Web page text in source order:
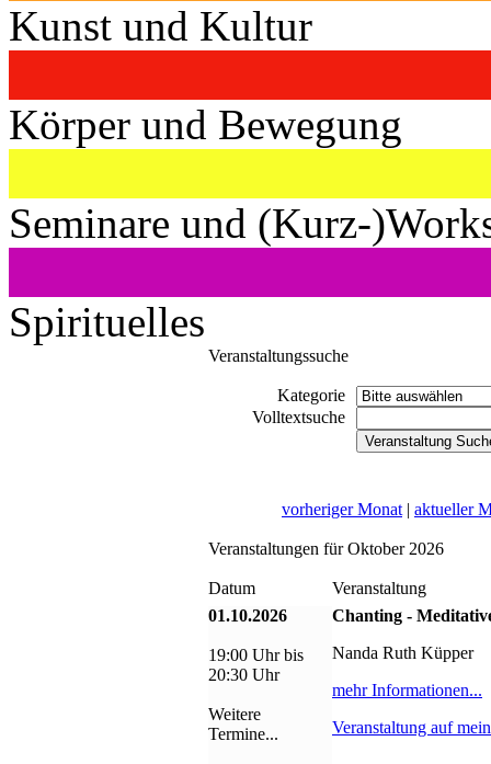
Kunst und Kultur
Körper und Bewegung
Seminare und (Kurz-
Spirituelles
Veranstaltungssuche
Kategorie
Volltextsuche
vorheriger Monat | aktueller
Veranstaltungen für Oktober 2026
Datum
Veranstaltung
01.10.2026
19:00 Uhr bis
20:30 Uhr
Weitere
Termine...
Chanting -
Nanda Ruth Küpper
mehr Informationen...
Veranstaltung auf